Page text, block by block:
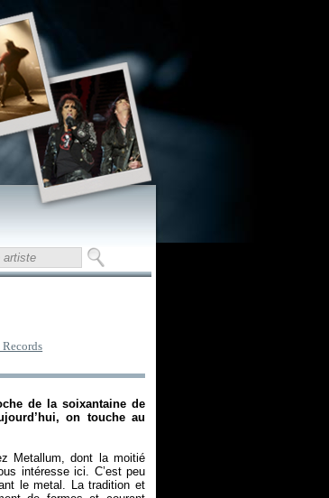
de la soixantaine de
on touche au
Metallum, dont la moitié
intéresse ici. C’est peu
le metal. La tradition et